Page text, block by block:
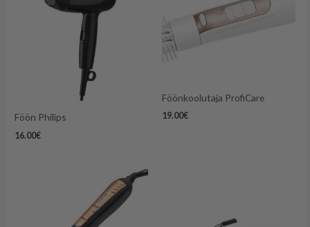
Föön Philips
16.00€
Föönkoolutaja ProfiCare
19.00€